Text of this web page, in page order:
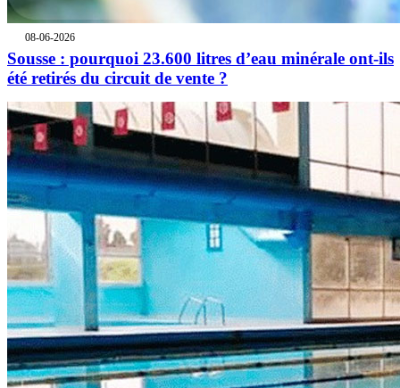
08-06-2026
Sousse : pourquoi 23.600 litres d’eau minérale ont-ils
été retirés du circuit de vente ?